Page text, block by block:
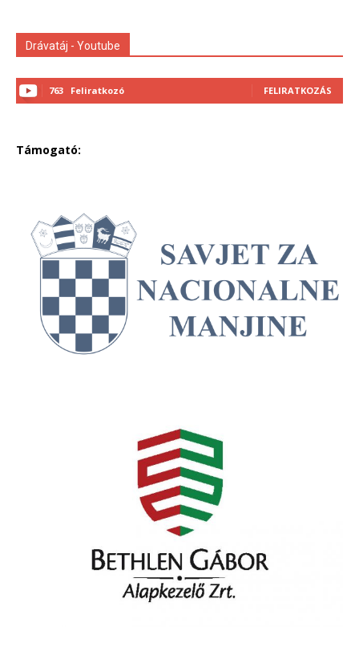
Drávatáj - Youtube
763 Feliratkozó FELIRATKOZÁS
Támogató: